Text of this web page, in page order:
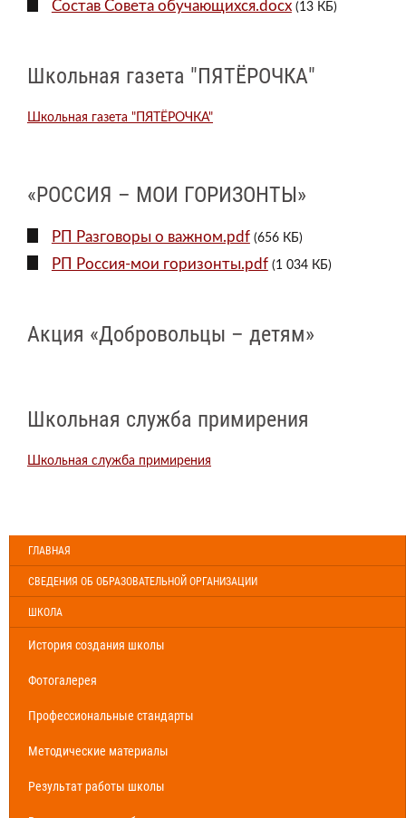
Состав Совета обучающихся.docx (13 КБ)
Школьная газета "ПЯТЁРОЧКА"
Школьная газета "ПЯТЁРОЧКА"
«РОССИЯ – МОИ ГОРИЗОНТЫ»
РП Разговоры о важном.pdf (656 КБ)
РП Россия-мои горизонты.pdf (1 034 КБ)
Акция «Добровольцы – детям»
Школьная служба примирения
Школьная служба примирения
ГЛАВНАЯ
СВЕДЕНИЯ ОБ ОБРАЗОВАТЕЛЬНОЙ ОРГАНИЗАЦИИ
ШКОЛА
История создания школы
Фотогалерея
Профессиональные стандарты
Методические материалы
Результат работы школы